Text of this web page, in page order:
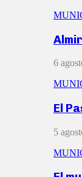
6
El
5